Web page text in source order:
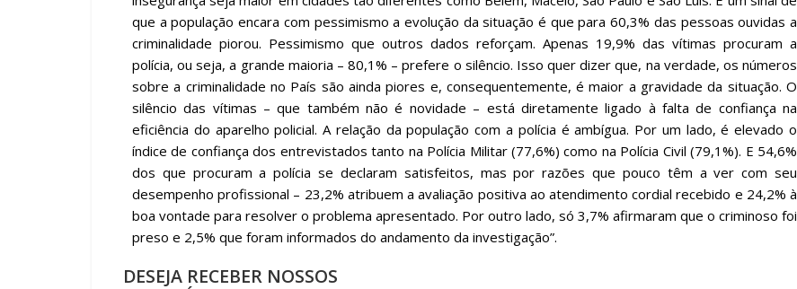
que a população encara com pessimismo a evolução da situação é que para 60,3% das pessoas ouvidas a
criminalidade piorou. Pessimismo que outros dados reforçam. Apenas 19,9% das vítimas procuram a
polícia, ou seja, a grande maioria – 80,1% – prefere o silêncio. Isso quer dizer que, na verdade, os números
sobre a criminalidade no País são ainda piores e, consequentemente, é maior a gravidade da situação. O
silêncio das vítimas – que também não é novidade – está diretamente ligado à falta de confiança na
eficiência do aparelho policial. A relação da população com a polícia é ambígua. Por um lado, é elevado o
índice de confiança dos entrevistados tanto na Polícia Militar (77,6%) como na Polícia Civil (79,1%). E 54,6%
dos que procuram a polícia se declaram satisfeitos, mas por razões que pouco têm a ver com seu
desempenho profissional – 23,2% atribuem a avaliação positiva ao atendimento cordial recebido e 24,2% à
boa vontade para resolver o problema apresentado. Por outro lado, só 3,7% afirmaram que o criminoso foi
preso e 2,5% que foram informados do andamento da investigação”.
DESEJA RECEBER NOSSOS